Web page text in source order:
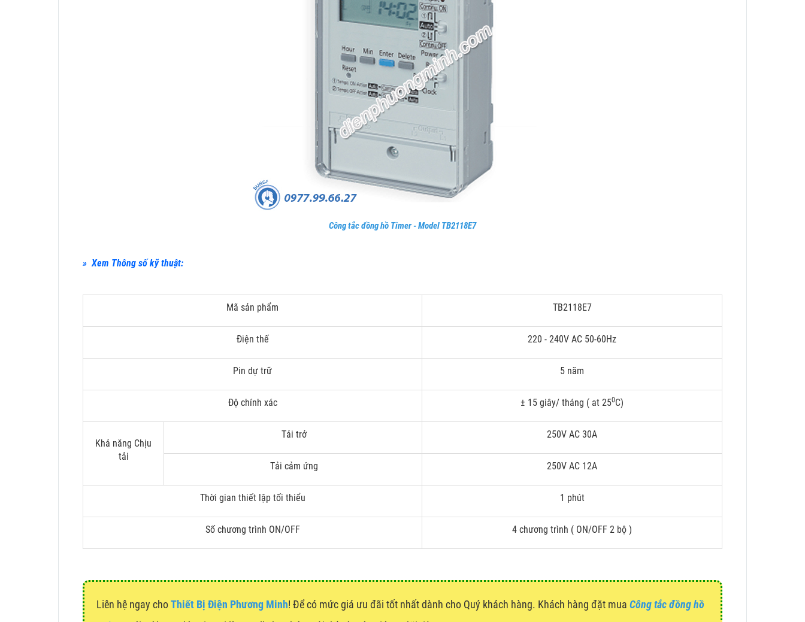
Công tắc đồng hồ Timer - Model TB2118E7
» Xem Thông số kỹ thuật:
Mã sản phẩm TB2118E7
Điện thế 220 - 240V AC 50-60Hz
Pin dự trữ 5 năm
Độ chính xác ± 15 giây/ tháng ( at 250C)
Khả năng Chịu
tải
Tải trở 250V AC 30A
Tải cảm ứng 250V AC 12A
Thời gian thiết lập tối thiểu 1 phút
Số chương trình ON/OFF 4 chương trình ( ON/OFF 2 bộ )
Liên hệ ngay choThiết Bị Điện Phương Minh! Để có mức giá ưu đãi tốt nhất dành cho Quý khách hàng. Khách hàng đặt mua Công tắc đồng hồ